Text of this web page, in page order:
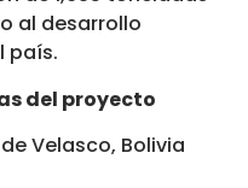
al desarrollo
país.
del proyecto
Velasco, Bolivia